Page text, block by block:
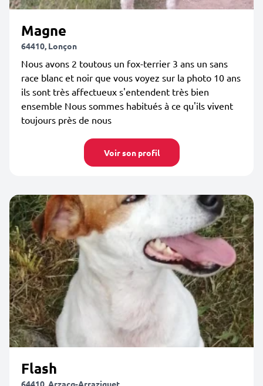
Magne
64410, Lonçon
Nous avons 2 toutous un fox-terrier 3 ans un sans
race blanc et noir que vous voyez sur la photo 10 ans
ils sont très affectueux s'entendent très bien
ensemble Nous sommes habitués à ce qu'ils vivent
toujours près de nous
Voir son profil
Flash
64410, Arzacq-Arraziguet